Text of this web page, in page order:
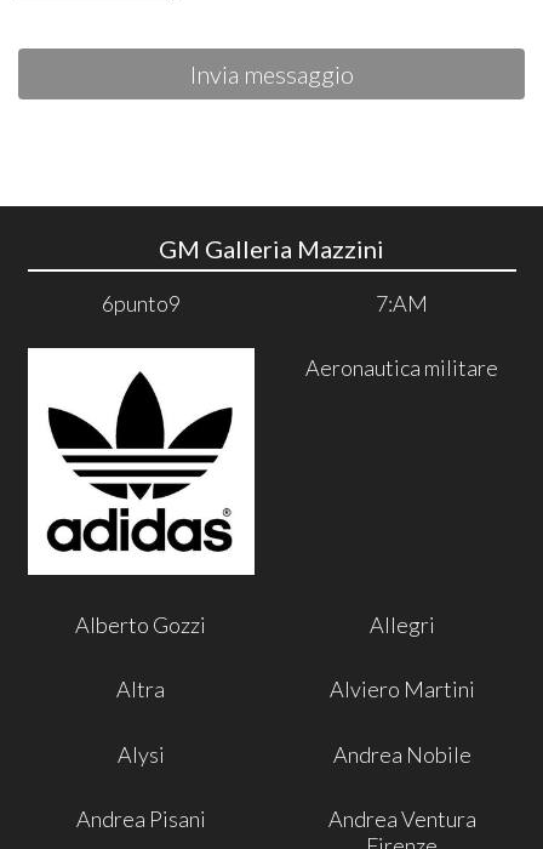
Invia messaggio
GM Galleria Mazzini
6punto9 7:AM
Aeronautica militare
Alberto Gozzi Allegri
Altra Alviero Martini
Alysi Andrea Nobile
Andrea Pisani
Andrea Ventura